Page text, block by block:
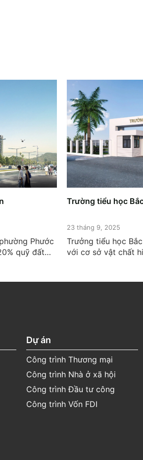
Phước
quỹ đất
Trường tiểu học
23 tháng 9, 2025
Trưởng tiểu học
với cơ sở vật chất
năng khiếu.
Dự án
Công trình Thương mại
Công trình Nhà ở xã hội
Công trình Đầu tư công
Công trình Vốn FDI